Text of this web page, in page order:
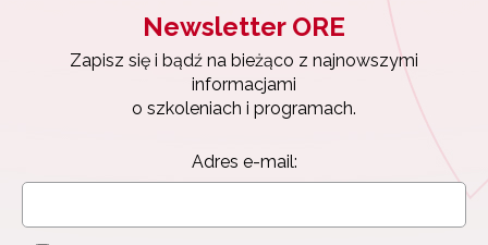
Newsletter ORE
Zapisz się i bądź na bieżąco z najnowszymi
informacjami
o szkoleniach i programach.
Adres e-mail: